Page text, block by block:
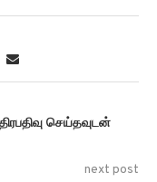
செய்தவுடன்
next post